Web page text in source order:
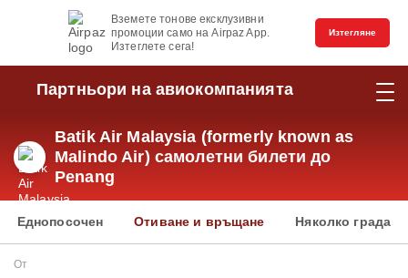
Вземете тонове ексклузивни
промоции само на Airpaz App.
Изтеглете сега!
Изтегляне
Партньори на авиокомпанията
Batik Air Malaysia (formerly known as
Malindo Air) самолетни билети до
Penang
Еднопосочен Отиване и връщане Няколко града
От